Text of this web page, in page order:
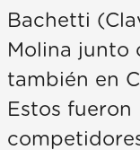
Bachetti
Molina junto
también en
Estos fueron